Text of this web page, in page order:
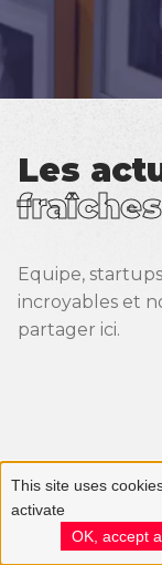
Événements
Partenaires
Les
fraîches
Equipe,
incroyables et
partager ici.
This site uses
activate
OK, accept